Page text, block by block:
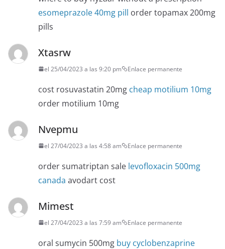
esomeprazole 40mg pill order topamax 200mg
pills
Xtasrw
el 25/04/2023 a las 9:20 pm Enlace permanente
cost rosuvastatin 20mg cheap motilium 10mg
order motilium 10mg
Nvepmu
el 27/04/2023 a las 4:58 am Enlace permanente
order sumatriptan sale levofloxacin 500mg
canada avodart cost
Mimest
el 27/04/2023 a las 7:59 am Enlace permanente
oral sumycin 500mg buy cyclobenzaprine